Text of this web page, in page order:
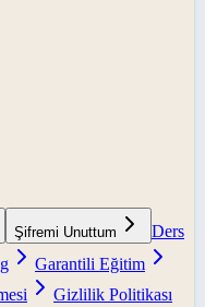
Şifremi Unuttum
Ders
Garantili Eğitim
Gizlilik Politikası